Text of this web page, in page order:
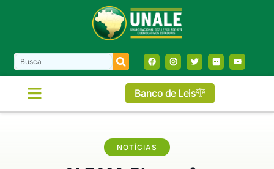
Banco de Leis
NOTÍCIAS